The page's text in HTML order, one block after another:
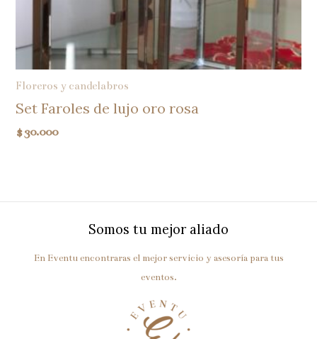
Floreros y candelabros
Set Faroles de lujo oro rosa
$30.000
Somos tu mejor aliado
En Eventu encontraras el mejor servicio y asesoría para tus
eventos.